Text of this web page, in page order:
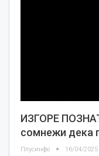
ИЗГОРЕ
сомнежи дека
Плусинфо 16/04/2025